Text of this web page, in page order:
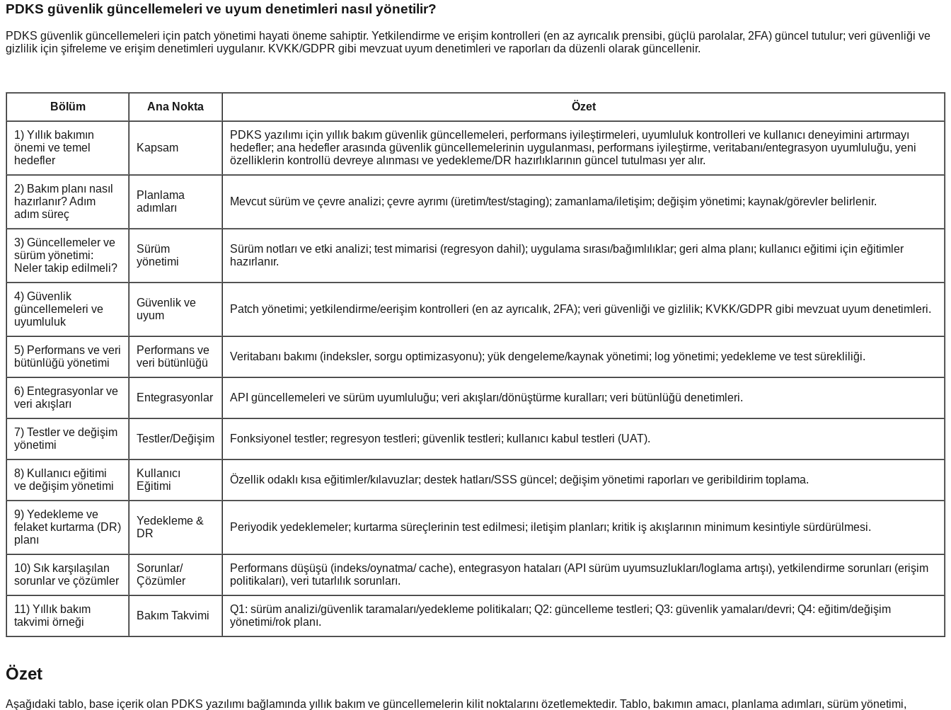
PDKS güvenlik güncellemeleri ve uyum denetimleri nasıl yönetilir?
PDKS güvenlik güncellemeleri için patch yönetimi hayati öneme sahiptir. Yetkilendirme ve erişim kontrolleri (en az ayrıcalık prensibi, güçlü parolalar, 2FA) güncel tutulur; veri güvenliği ve
gizlilik için şifreleme ve erişim denetimleri uygulanır. KVKK/GDPR gibi mevzuat uyum denetimleri ve raporları da düzenli olarak güncellenir.
Bölüm Ana Nokta Özet
1) Yıllık bakımın
önemi ve temel
hedefler
Kapsam
PDKS yazılımı için yıllık bakım güvenlik güncellemeleri, performans iyileştirmeleri, uyumluluk kontrolleri ve kullanıcı deneyimini artırmayı
hedefler; ana hedefler arasında güvenlik güncellemelerinin uygulanması, performans iyileştirme, veritabanı/entegrasyon uyumluluğu, yeni
özelliklerin kontrollü devreye alınması ve yedekleme/DR hazırlıklarının güncel tutulması yer alır.
2) Bakım planı nasıl
hazırlanır? Adım
adım süreç
Planlama
adımları
Mevcut sürüm ve çevre analizi; çevre ayrımı (üretim/test/staging); zamanlama/iletişim; değişim yönetimi; kaynak/görevler belirlenir.
3) Güncellemeler ve
sürüm yönetimi:
Neler takip edilmeli?
Sürüm
yönetimi
Sürüm notları ve etki analizi; test mimarisi (regresyon dahil); uygulama sırası/bağımlılıklar; geri alma planı; kullanıcı eğitimi için eğitimler
hazırlanır.
4) Güvenlik
güncellemeleri ve
uyumluluk
Güvenlik ve
uyum
Patch yönetimi; yetkilendirme/eerişim kontrolleri (en az ayrıcalık, 2FA); veri güvenliği ve gizlilik; KVKK/GDPR gibi mevzuat uyum denetimleri.
5) Performans ve veri
bütünlüğü yönetimi
Performans ve
veri bütünlüğü
Veritabanı bakımı (indeksler, sorgu optimizasyonu); yük dengeleme/kaynak yönetimi; log yönetimi; yedekleme ve test sürekliliği.
6) Entegrasyonlar ve
veri akışları
Entegrasyonlar API güncellemeleri ve sürüm uyumluluğu; veri akışları/dönüştürme kuralları; veri bütünlüğü denetimleri.
7) Testler ve değişim
yönetimi
Testler/Değişim Fonksiyonel testler; regresyon testleri; güvenlik testleri; kullanıcı kabul testleri (UAT).
8) Kullanıcı eğitimi
ve değişim yönetimi
Kullanıcı
Eğitimi
Özellik odaklı kısa eğitimler/kılavuzlar; destek hatları/SSS güncel; değişim yönetimi raporları ve geribildirim toplama.
9) Yedekleme ve
felaket kurtarma (DR)
planı
Yedekleme &
DR
Periyodik yedeklemeler; kurtarma süreçlerinin test edilmesi; iletişim planları; kritik iş akışlarının minimum kesintiyle sürdürülmesi.
10) Sık karşılaşılan
sorunlar ve çözümler
Sorunlar/
Çözümler
Performans düşüşü (indeks/oynatma/ cache), entegrasyon hataları (API sürüm uyumsuzlukları/loglama artışı), yetkilendirme sorunları (erişim
politikaları), veri tutarlılık sorunları.
11) Yıllık bakım
takvimi örneği
Bakım Takvimi
Q1: sürüm analizi/güvenlik taramaları/yedekleme politikaları; Q2: güncelleme testleri; Q3: güvenlik yamaları/devri; Q4: eğitim/değişim
yönetimi/rok planı.
Özet
Aşağıdaki tablo, base içerik olan PDKS yazılımı bağlamında yıllık bakım ve güncellemelerin kilit noktalarını özetlemektedir. Tablo, bakımın amacı, planlama adımları, sürüm yönetimi,